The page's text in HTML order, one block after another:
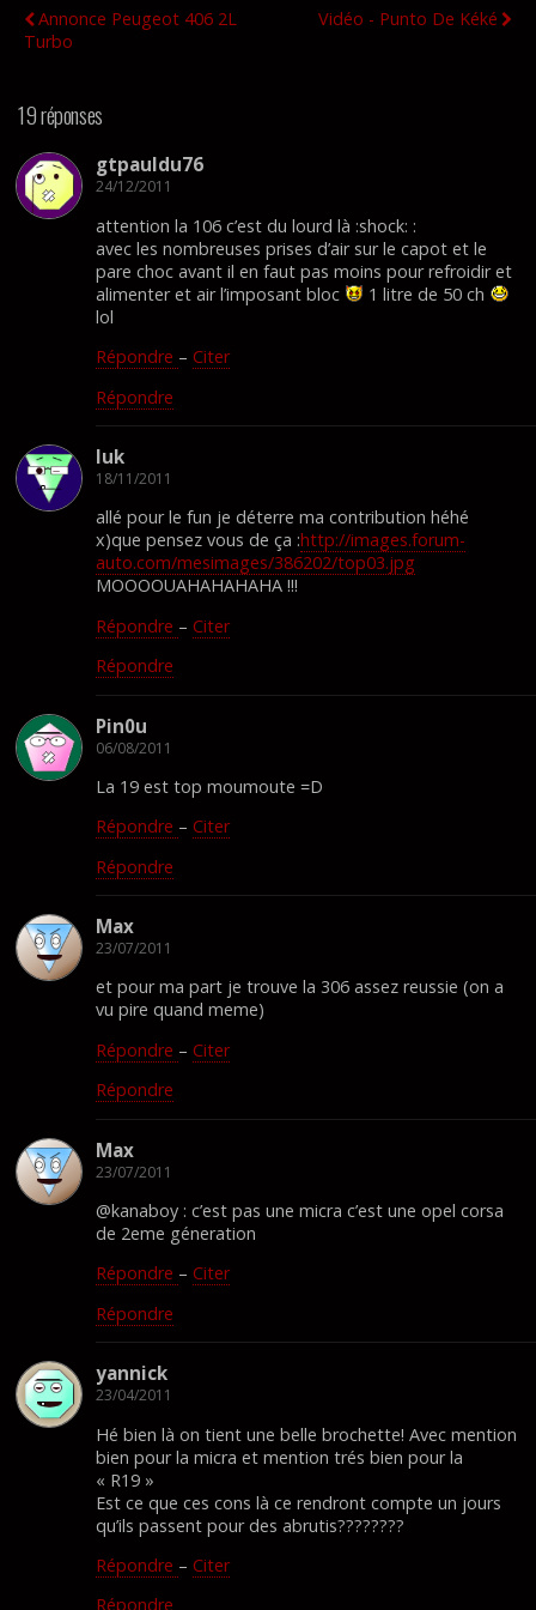
Annonce Peugeot 406 2L
Turbo
Vidéo - Punto De Kéké
19 réponses
gtpauldu76
24/12/2011
attention la 106 c’est du lourd là :shock: :
avec les nombreuses prises d’air sur le capot et le
pare choc avant il en faut pas moins pour refroidir et
alimenter et air l’imposant bloc
1 litre de 50 ch
lol
Répondre – Citer
Répondre
luk
18/11/2011
allé pour le fun je déterre ma contribution héhé
x)que pensez vous de ça :http://images.forum-
auto.com/mesimages/386202/top03.jpg
MOOOOUAHAHAHAHA !!!
Répondre – Citer
Répondre
Pin0u
06/08/2011
La 19 est top moumoute =D
Répondre – Citer
Répondre
Max
23/07/2011
et pour ma part je trouve la 306 assez reussie (on a
vu pire quand meme)
Répondre – Citer
Répondre
Max
23/07/2011
@kanaboy : c’est pas une micra c’est une opel corsa
de 2eme géneration
Répondre – Citer
Répondre
yannick
23/04/2011
Hé bien là on tient une belle brochette! Avec mention
bien pour la micra et mention trés bien pour la
« R19 »
Est ce que ces cons là ce rendront compte un jours
qu’ils passent pour des abrutis????????
Répondre – Citer
Répondre